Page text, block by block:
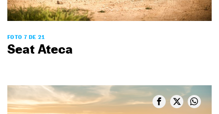
FOTO 7 DE 21
Seat Ateca